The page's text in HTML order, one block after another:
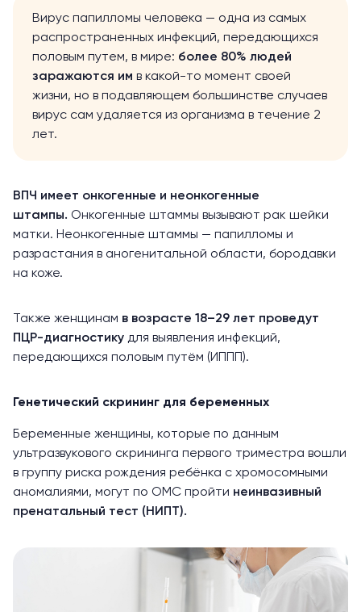
Вирус папилломы человека — одна из самых
распространенных инфекций, передающихся
половым путем, в мире: более 80% людей
заражаются им в какой-то момент своей
жизни, но в подавляющем большинстве случаев
вирус сам удаляется из организма в течение 2
лет.
ВПЧ имеет онкогенные и неонкогенные
штампы. Онкогенные штаммы вызывают рак шейки
матки. Неонкогенные штаммы — папилломы и
разрастания в аногенитальной области, бородавки
на коже.
Также женщинам в возрасте 18–29 лет проведут
ПЦР-диагностику для выявления инфекций,
передающихся половым путём (ИППП).
Генетический скрининг для беременных
Беременные женщины, которые по данным
ультразвукового скрининга первого триместра вошли
в группу риска рождения ребёнка с хромосомными
аномалиями, могут по ОМС пройти неинвазивный
пренатальный тест (НИПТ).